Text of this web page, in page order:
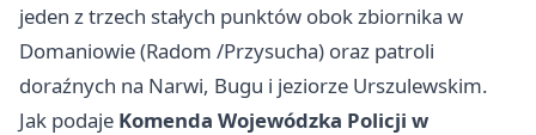
jeden z trzech stałych punktów obok zbiornika w
Domaniowie (Radom /Przysucha) oraz patroli
doraźnych na Narwi, Bugu i jeziorze Urszulewskim.
Jak podaje Komenda Wojewódzka Policji w